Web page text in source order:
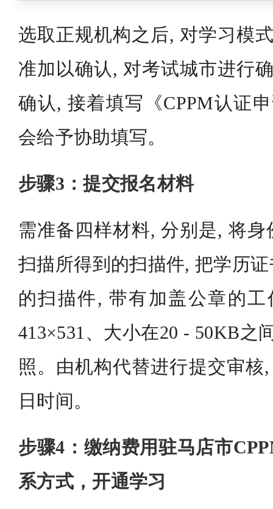
选取正规机构之后, 对学习模
准加以确认, 对考试城市进行
确认, 接着填写《CPPM认证
会给予协助填写。
步骤3：提交报名材料
需准备四样材料, 分别是, 将
扫描所得到的扫描件, 把学历
的扫描件, 带有加盖公章的
413×531、大小在20 - 50KB之
照。由机构代替进行提交审核
日时间。
步骤4：缴纳费用驻马店市
系方式，开通学习